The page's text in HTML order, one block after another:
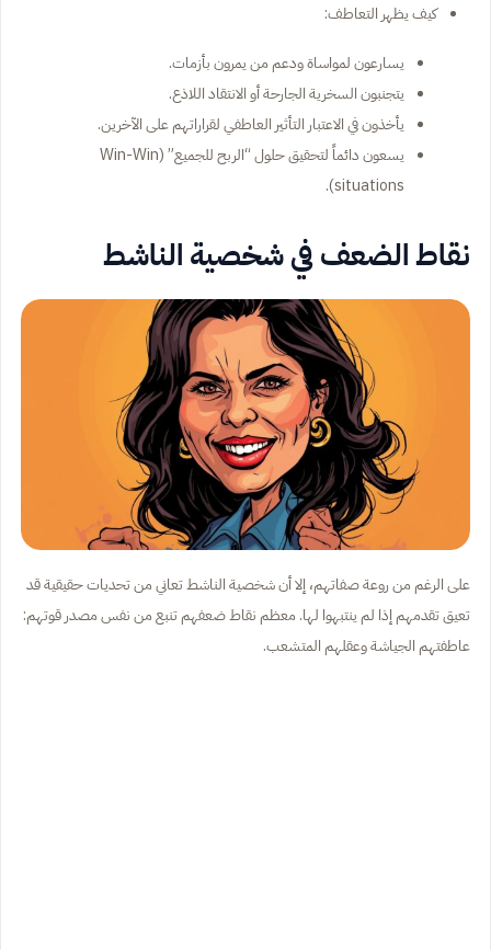
كيف يظهر التعاطف:
يسارعون لمواساة ودعم من يمرون بأزمات.
يتجنبون السخرية الجارحة أو الانتقاد اللاذع.
يأخذون في الاعتبار التأثير العاطفي لقراراتهم على الآخرين.
يسعون دائماً لتحقيق حلول “الربح للجميع” (Win-Win
situations).
نقاط الضعف في شخصية الناشط
على الرغم من روعة صفاتهم، إلا أن شخصية الناشط تعاني من تحديات حقيقية قد
تعيق تقدمهم إذا لم ينتبهوا لها. معظم نقاط ضعفهم تنبع من نفس مصدر قوتهم:
عاطفتهم الجياشة وعقلهم المتشعب.